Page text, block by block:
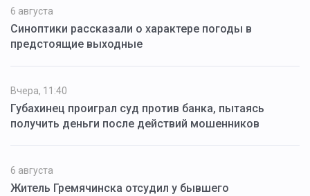
6 августа
Синоптики рассказали о характере погоды в
предстоящие выходные
Вчера, 11:40
Губахинец проиграл суд против банка, пытаясь
получить деньги после действий мошенников
6 августа
Житель Гремячинска отсудил у бывшего